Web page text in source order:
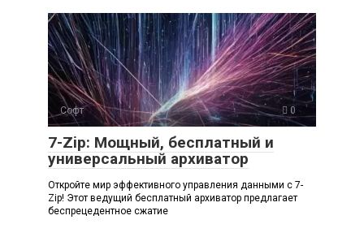
Софт 0
7-Zip: Мощный, бесплатный и
универсальный архиватор
Откройте мир эффективного управления данными с 7-
Zip! Этот ведущий бесплатный архиватор предлагает
беспрецедентное сжатие